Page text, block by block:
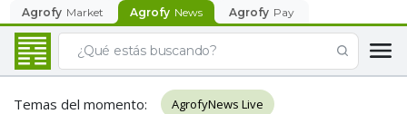
Agrofy Market Agrofy News Agrofy Pay
Temas del momento: AgrofyNews Live